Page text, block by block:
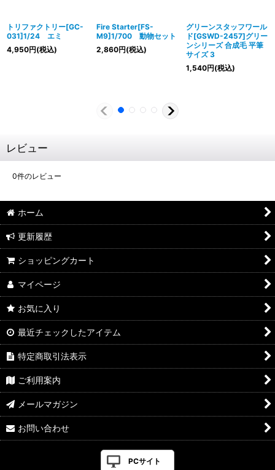
トリファクトリー[GC-
031]1/24 エミ
4,950円(税込)
Fire Starter[FS-
M9]1/700 動物セット
2,860円(税込)
グリーンスタッフワール
ド[GSWD-2457]グリー
ンシリーズ 合成毛 平筆
サイズ 3
1,540円(税込)
レビュー
0件のレビュー
ホーム
更新履歴
ショッピングカート
マイページ
お気に入り
最近チェックしたアイテム
特定商取引法表示
ご利用案内
メールマガジン
お問い合わせ
PCサイト